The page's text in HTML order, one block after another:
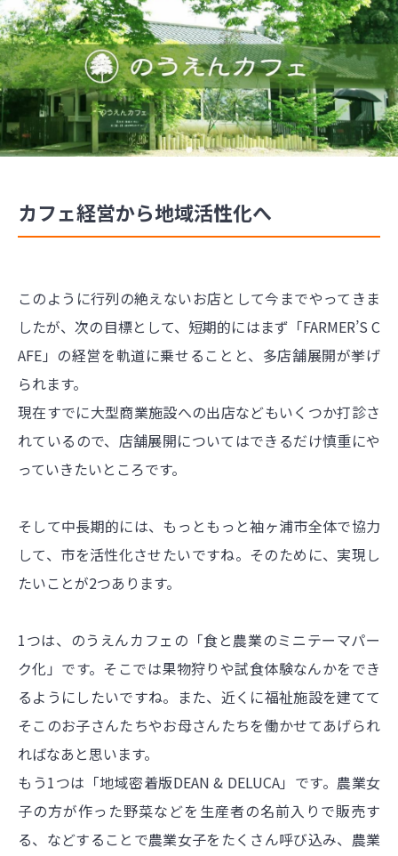
カフェ経営から地域活性化へ
このように行列の絶えないお店として今までやってきま
したが、次の目標として、短期的にはまず「FARMER’S C
AFE」の経営を軌道に乗せることと、多店舗展開が挙げ
られます。
現在すでに大型商業施設への出店などもいくつか打診さ
れているので、店舗展開についてはできるだけ慎重にや
っていきたいところです。
そして中長期的には、もっともっと袖ヶ浦市全体で協力
して、市を活性化させたいですね。そのために、実現し
たいことが2つあります。
1つは、のうえんカフェの「食と農業のミニテーマパー
ク化」です。そこでは果物狩りや試食体験なんかをでき
るようにしたいですね。また、近くに福祉施設を建てて
そこのお子さんたちやお母さんたちを働かせてあげられ
ればなあと思います。
もう1つは「地域密着版DEAN & DELUCA」です。農業女
子の方が作った野菜などを生産者の名前入りで販売す
る、などすることで農業女子をたくさん呼び込み、農業